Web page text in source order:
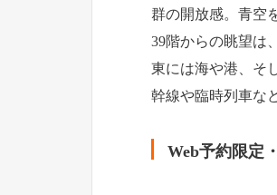
群の開放感。青空
39階からの眺望は
東には海や港、そ
幹線や臨時列車な
Web予約限定